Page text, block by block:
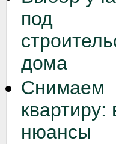
под
дома
Снимаем
нюансы